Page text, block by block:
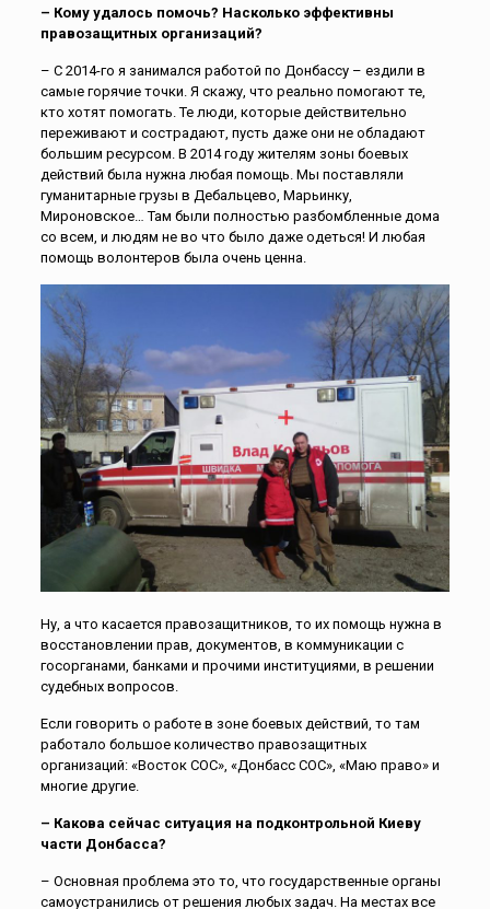
– Кому удалось помочь? Насколько эффективны
правозащитных организаций?
– С 2014-го я занимался работой по Донбассу – ездили в
самые горячие точки. Я скажу, что реально помогают те,
кто хотят помогать. Те люди, которые действительно
переживают и сострадают, пусть даже они не обладают
большим ресурсом. В 2014 году жителям зоны боевых
действий была нужна любая помощь. Мы поставляли
гуманитарные грузы в Дебальцево, Марьинку,
Мироновское… Там были полностью разбомбленные дома
со всем, и людям не во что было даже одеться! И любая
помощь волонтеров была очень ценна.
Ну, а что касается правозащитников, то их помощь нужна в
восстановлении прав, документов, в коммуникации с
госорганами, банками и прочими институциями, в решении
судебных вопросов.
Если говорить о работе в зоне боевых действий, то там
работало большое количество правозащитных
организаций: «Восток СОС», «Донбасс СОС», «Маю право» и
многие другие.
– Какова сейчас ситуация на подконтрольной Киеву
части Донбасса?
– Основная проблема это то, что государственные органы
самоустранились от решения любых задач. На местах все